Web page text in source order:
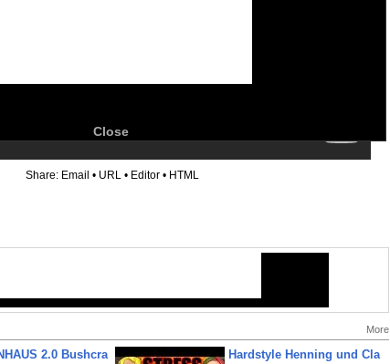
Close
Share: Email • URL • Editor • HTML
More
2.0 Bushcra
Hardstyle Henning und Cla